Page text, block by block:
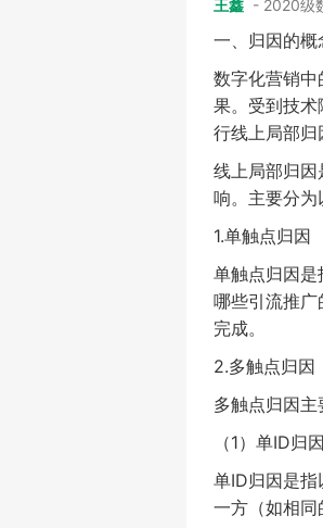
王鑫 - 2020级
一、归因的概
数字化营销中
果。受到技
行线上局部归
线上局部归
响。主要分为
1.单触点归因
单触点归因
哪些引流推
完成。
2.多触点归因
多触点归因主
（1）单ID归因
单ID归因是指
一方（如相同